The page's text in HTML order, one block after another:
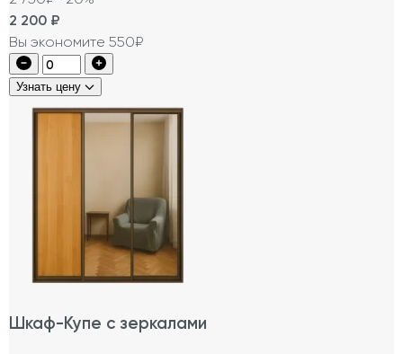
2 200 ₽
Вы экономите 550₽
Узнать цену
Шкаф-Купе с зеркалами